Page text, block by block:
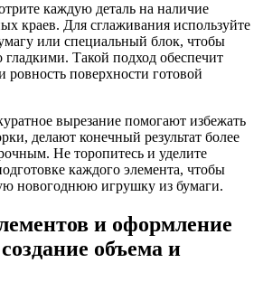
каждую деталь на наличие
краев. Для сглаживания используйте
или специальный блок, чтобы
гладкими. Такой подход обеспечит
ровность поверхности готовой
вырезание помогают избежать
делают конечный результат более
Не торопитесь и уделите
каждого элемента, чтобы
новогоднюю игрушку из бумаги.
и оформление
объема и